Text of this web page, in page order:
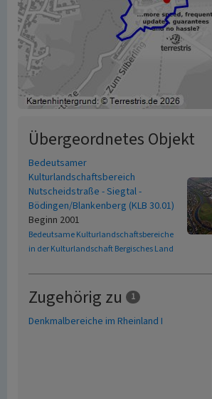
Übergeordnetes Objekt
Bedeutsamer
Kulturlandschaftsbereich
Nutscheidstraße - Siegtal -
Bödingen/Blankenberg (KLB 30.01)
Beginn 2001
Bedeutsame Kulturlandschaftsbereiche
in der Kulturlandschaft Bergisches Land
Zugehörig zu 1
Denkmalbereiche im Rheinland I